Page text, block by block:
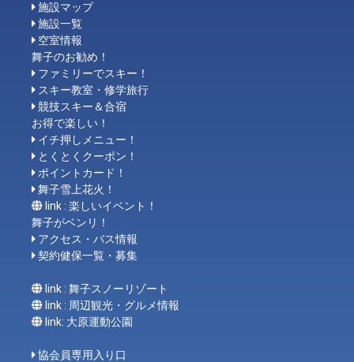
施設マップ
施設一覧
空室情報
舞子のお勧め！
ファミリーでスキー！
スキー教室・修学旅行
競技スキー＆合宿
お得で楽しい！
イチ押しメニュー！
とくとくクーポン！
ポイントカード！
舞子雪上花火！
link : 楽しいイベント！
舞子がベンリ！
アクセス・バス情報
契約健保一覧・募集
link : 舞子スノーリゾート
link : 周辺観光・グルメ情報
link: 大原運動公園
協会員専用入り口